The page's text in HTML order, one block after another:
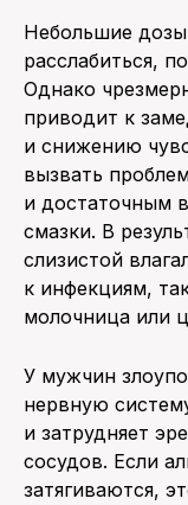
Небольшие
расслабиться,
Однако
приводит к
и снижению
вызвать
и достаточным
смазки. В
слизистой
к инфекциям,
молочница или
У мужчин
нервную
и затрудняет
сосудов. Если
затягиваются,